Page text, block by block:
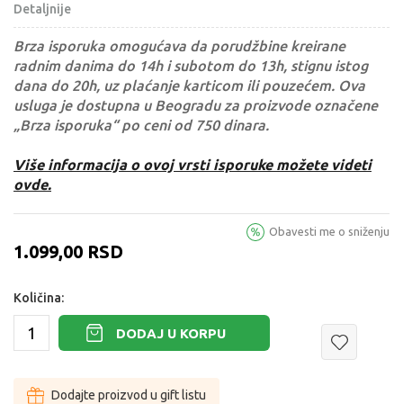
Detaljnije
Brza isporuka omogućava da porudžbine kreirane
radnim danima do 14h i subotom do 13h, stignu istog
dana do 20h, uz plaćanje karticom ili pouzećem. Ova
usluga je dostupna u Beogradu za proizvode označene
„Brza isporuka“ po ceni od 750 dinara.
Više informacija o ovoj vrsti isporuke možete videti
ovde.
1.099,00 RSD
Obavesti me o sniženju
Količina:
DODAJ U KORPU
Dodajte proizvod u gift listu